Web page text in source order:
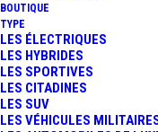
BOUTIQUE
TYPE
LES ÉLECTRIQUES
LES HYBRIDES
LES SPORTIVES
LES CITADINES
LES SUV
LES VÉHICULES